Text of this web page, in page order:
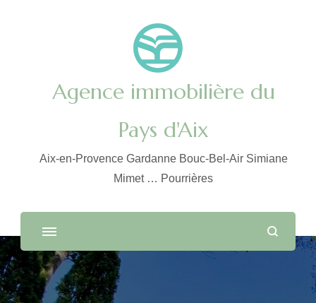
Agence immobilière du
Pays d'Aix
Aix-en-Provence Gardanne Bouc-Bel-Air Simiane
Mimet … Pourrières